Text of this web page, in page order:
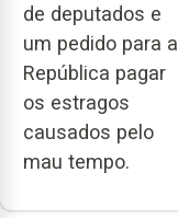
de deputados e
um pedido para a
República pagar
os estragos
causados pelo
mau tempo.